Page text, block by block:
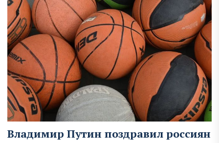
Владимир Путин поздравил россиян